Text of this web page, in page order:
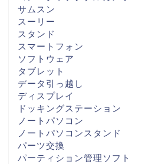
サムスン
スーリー
スタンド
スマートフォン
ソフトウェア
タブレット
データ引っ越し
ディスプレイ
ドッキングステーション
ノートパソコン
ノートパソコンスタンド
パーツ交換
パーティション管理ソフト